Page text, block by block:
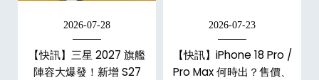
2026-07-28
【快訊】三星 2027 旗艦
陣容大爆發！新增 S27
2026-07-23
【快訊】iPhone 18 Pro /
Pro Max 何時出？售價、